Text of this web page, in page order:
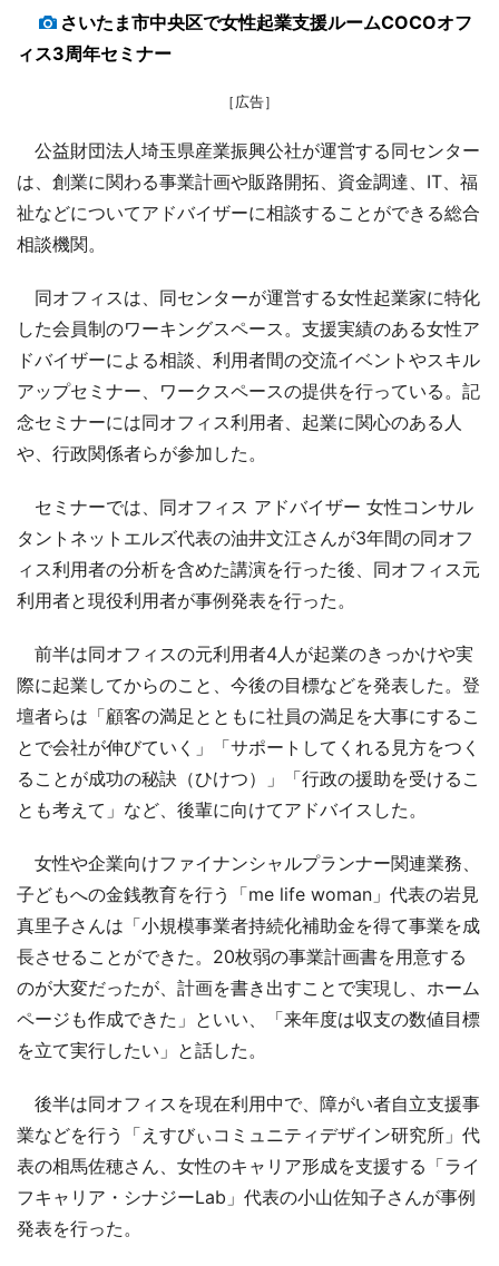
さいたま市中央区で女性起業支援ルームCOCOオフ
ィス3周年セミナー
［広告］
公益財団法人埼玉県産業振興公社が運営する同センター
は、創業に関わる事業計画や販路開拓、資金調達、IT、福
祉などについてアドバイザーに相談することができる総合
相談機関。
同オフィスは、同センターが運営する女性起業家に特化
した会員制のワーキングスペース。支援実績のある女性ア
ドバイザーによる相談、利用者間の交流イベントやスキル
アップセミナー、ワークスペースの提供を行っている。記
念セミナーには同オフィス利用者、起業に関心のある人
や、行政関係者らが参加した。
セミナーでは、同オフィス アドバイザー 女性コンサル
タントネットエルズ代表の油井文江さんが3年間の同オフ
ィス利用者の分析を含めた講演を行った後、同オフィス元
利用者と現役利用者が事例発表を行った。
前半は同オフィスの元利用者4人が起業のきっかけや実
際に起業してからのこと、今後の目標などを発表した。登
壇者らは「顧客の満足とともに社員の満足を大事にするこ
とで会社が伸びていく」「サポートしてくれる見方をつく
ることが成功の秘訣（ひけつ）」「行政の援助を受けるこ
とも考えて」など、後輩に向けてアドバイスした。
女性や企業向けファイナンシャルプランナー関連業務、
子どもへの金銭教育を行う「me life woman」代表の岩見
真里子さんは「小規模事業者持続化補助金を得て事業を成
長させることができた。20枚弱の事業計画書を用意する
のが大変だったが、計画を書き出すことで実現し、ホーム
ページも作成できた」といい、「来年度は収支の数値目標
を立て実行したい」と話した。
後半は同オフィスを現在利用中で、障がい者自立支援事
業などを行う「えすびぃコミュニティデザイン研究所」代
表の相馬佐穂さん、女性のキャリア形成を支援する「ライ
フキャリア・シナジーLab」代表の小山佐知子さんが事例
発表を行った。